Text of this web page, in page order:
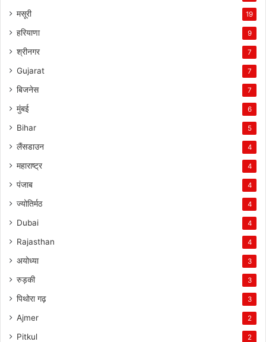
मसूरी 19
हरियाणा 9
श्रीनगर 7
Gujarat 7
बिजनेस 7
मुंबई 6
Bihar 5
लैंसडाउन 4
महाराष्ट्र 4
पंजाब 4
ज्योतिर्मठ 4
Dubai 4
Rajasthan 4
अयोध्या 3
रुड़की 3
पिथोरा गढ़ 3
Ajmer 2
Pitkul 2